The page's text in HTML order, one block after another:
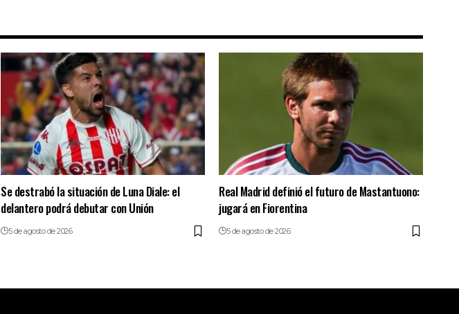
Se destrabó la situación de Luna Diale: el
delantero podrá debutar con Unión
5 de agosto de 2026
Real Madrid definió el futuro de Mastantuono:
jugará en Fiorentina
5 de agosto de 2026